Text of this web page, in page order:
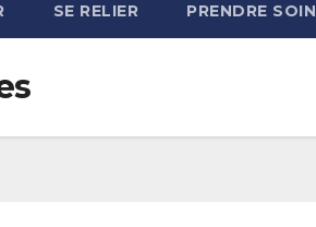
SE RELIER PRENDRE SOIN